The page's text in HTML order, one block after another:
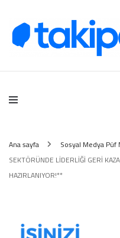
Takipera
Ana sayfa Sosyal Medya Püf
SEKTÖRÜNDE LİDERLİĞİ GERİ
HAZIRLANIYOR!**